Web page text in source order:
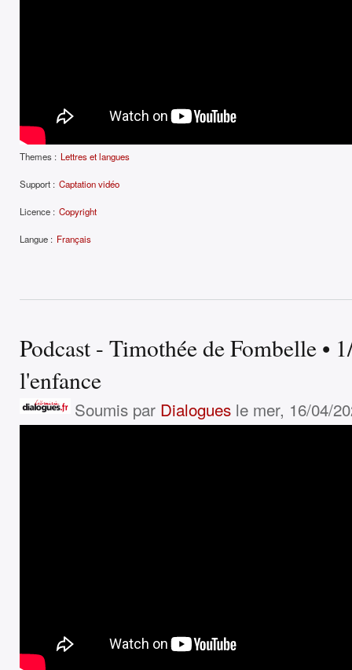
Themes : Lettres et langues
Support : Captation vidéo
Licence : Copyright
Langue : Français
Podcast - Timothée de Fombelle •
l'enfance
Soumis par Dialoguesle mer, 16/04/